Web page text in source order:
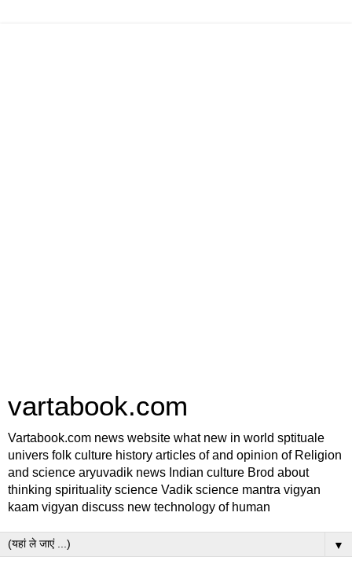
vartabook.com
Vartabook.com news website what new in world sptituale
univers folk culture history articles of and opinion of Religion
and science aryuvadik news Indian culture Brod about
thinking spirituality science Vadik science mantra vigyan
kaam vigyan discuss new technology of human
▼